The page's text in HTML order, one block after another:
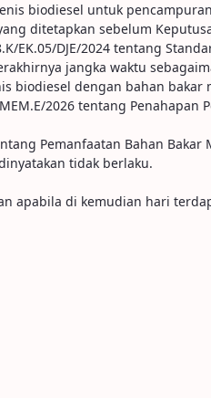
biodiesel untuk
ditetapkan sebelum
DJE/2024 tentang
jangka waktu
dengan bahan bakar
2026 tentang
Pemanfaatan Bahan
tidak berlaku.
apabila di kemudian hari